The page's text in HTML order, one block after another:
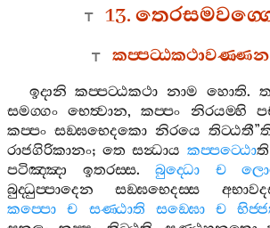
13.
ඉදානි කප‍්පට‍්ඨකථා නාම හොති.
සමග‍්ගං භෙත්‍වාන,කප‍්පං නිරයම‍්හි
කප‍්පං සඞ‍්ඝභෙදකො නිරයෙ තිට‍්ඨතී”
රාජගිරිකානං;තෙ සන්‍ධාය කප‍්පට‍්ඨොති
පටිඤ‍්ඤා
ඉතරස‍්ස. බුද‍්ධො ච
බුද‍්ධුප‍්පාදෙන
සඞ‍්ඝභෙදස‍්ස
කප‍්පො
ච සණ‍්ඨාති සඞ‍්ඝො ච